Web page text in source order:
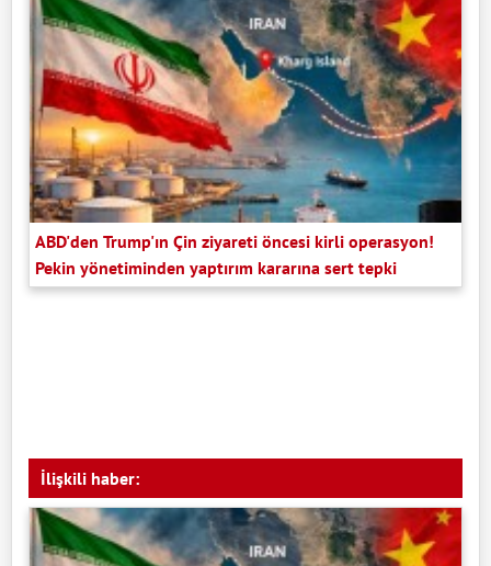
ABD'den Trump'ın Çin ziyareti öncesi kirli operasyon!
Pekin yönetiminden yaptırım kararına sert tepki
İlişkili haber: